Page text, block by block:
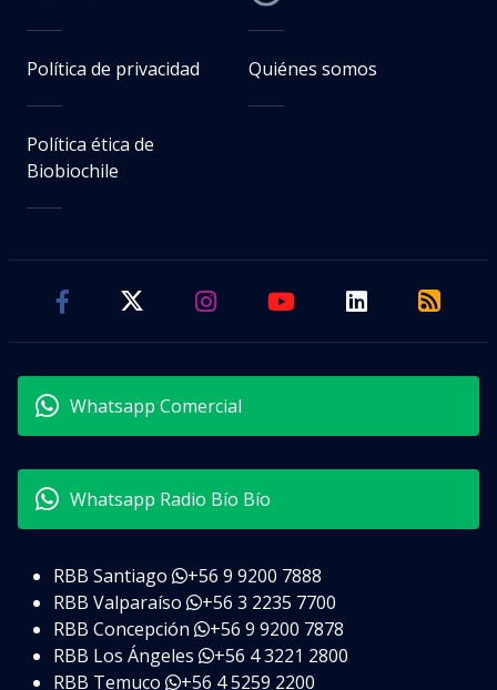
Política de privacidad Quiénes somos
Política ética de
Biobiochile
Whatsapp Comercial
Whatsapp Radio Bío Bío
RBB Santiago
+56 9 9200 7888
RBB Valparaíso
+56 3 2235 7700
RBB Concepción
+56 9 9200 7878
RBB Los Ángeles
+56 4 3221 2800
RBB Temuco
+56 4 5259 2200